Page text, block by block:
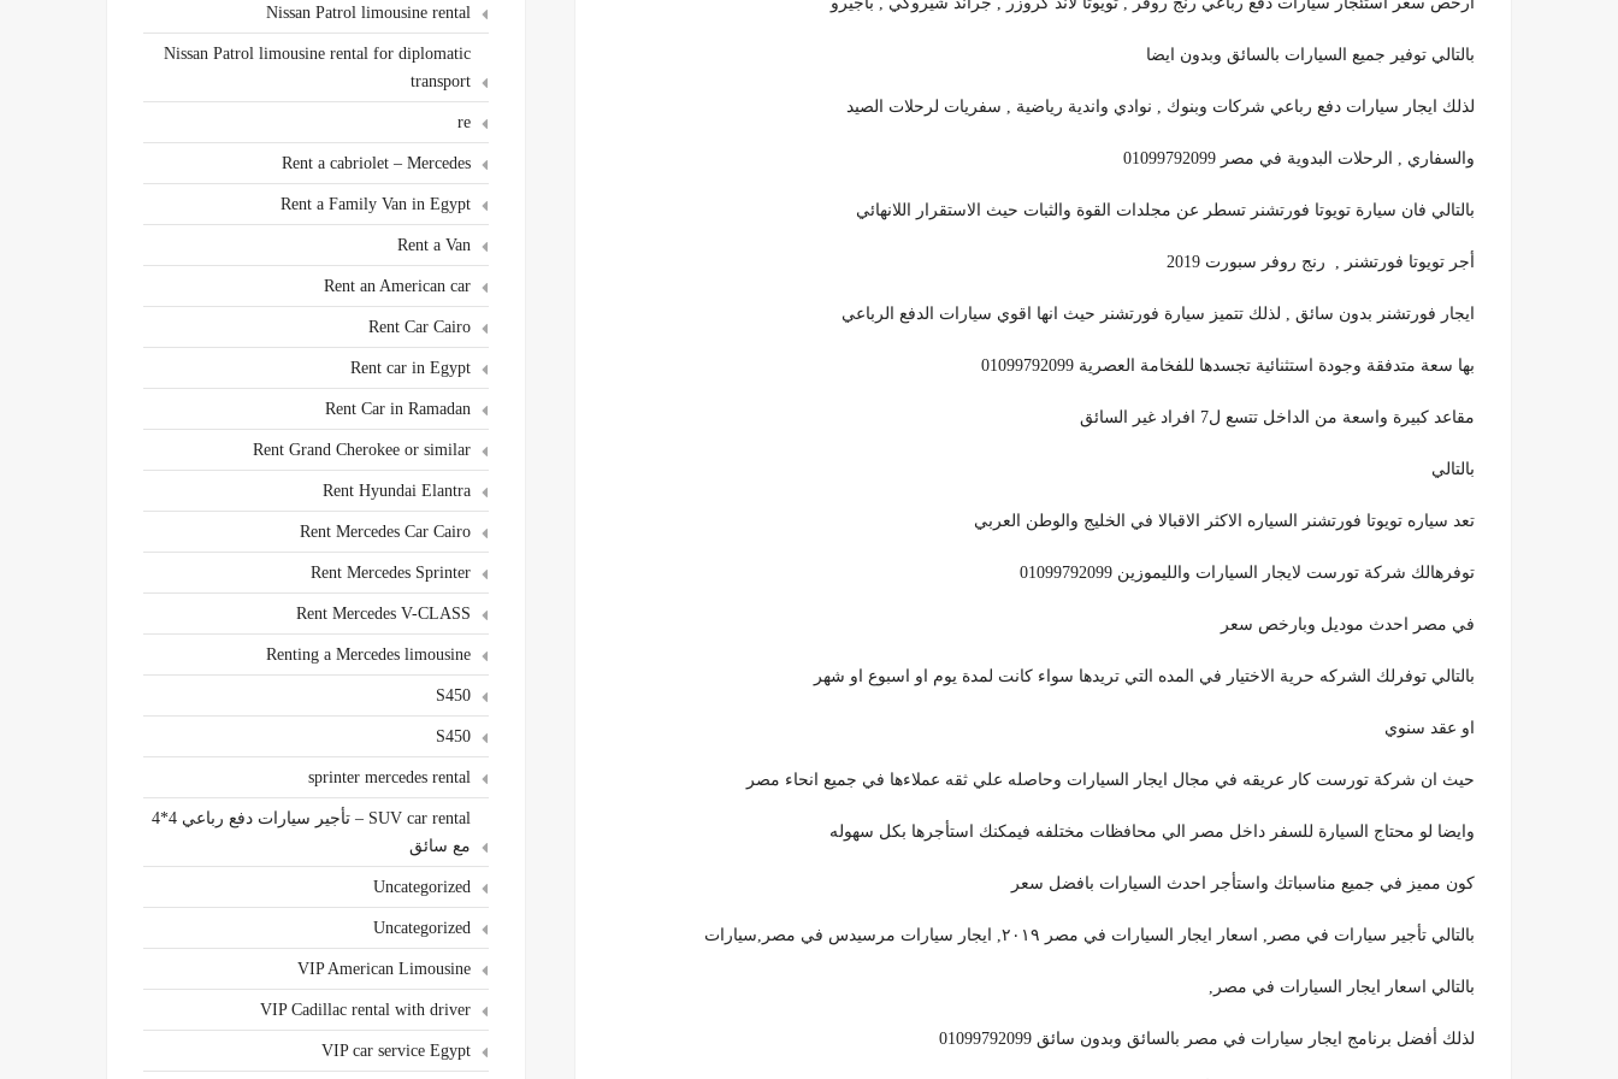
بالتالي توفير جميع السيارات بالسائق وبدون ايضا
لذلك ايجار سيارات دفع رباعي شركات وبنوك , نوادي واندية رياضية , سفريات لرحلات الصيد
والسفاري , الرحلات البدوية في مصر 01099792099
بالتالي فان سيارة تويوتا فورتشنر تسطر عن مجلدات القوة والثبات حيث الاستقرار اللانهائي
أجر تويوتا فورتشنر , رنج روفر سبورت 2019
ايجار فورتشنر بدون سائق , لذلك تتميز سيارة فورتشنر حيث انها اقوي سيارات الدفع الرباعي
بها سعة متدفقة وجودة استثنائية تجسدها للفخامة العصرية 01099792099
مقاعد كبيرة واسعة من الداخل تتسع ل7 افراد غير السائق
بالتالي
تعد سياره تويوتا فورتشنر السياره الاكثر الاقبالا في الخليج والوطن العربي
توفرهالك شركة تورست لايجار السيارات والليموزين 01099792099
في مصر احدث موديل وبارخص سعر
بالتالي توفرلك الشركه حرية الاختيار في المده التي تريدها سواء كانت لمدة يوم او اسبوع او شهر
او عقد سنوي
حيث ان شركة تورست كار عريقه في مجال ايجار السيارات وحاصله علي ثقه عملاءها في جميع انحاء مصر
وايضا لو محتاج السيارة للسفر داخل مصر الي محافظات مختلفه فيمكنك استأجرها بكل سهوله
كون مميز في جميع مناسباتك واستأجر احدث السيارات بافضل سعر
بالتالي تأجير سيارات في مصر, اسعار ايجار السيارات في مصر ٢٠١٩, ايجار سيارات مرسيدس في مصر,سيارات
بالتالي اسعار ايجار السيارات في مصر,
لذلك أفضل برنامج ايجار سيارات في مصر بالسائق وبدون سائق 01099792099
Nissan Patrol limousine rental
Nissan Patrol limousine rental for diplomatic
transport
re
Rent a cabriolet – Mercedes
Rent a Family Van in Egypt
Rent a Van
Rent an American car
Rent Car Cairo
Rent car in Egypt
Rent Car in Ramadan
Rent Grand Cherokee or similar
Rent Hyundai Elantra
Rent Mercedes Car Cairo
Rent Mercedes Sprinter
Rent Mercedes V-CLASS
Renting a Mercedes limousine
S450
S450
sprinter mercedes rental
SUV car rental – تأجير سيارات دفع رباعي 4*4
مع سائق
Uncategorized
Uncategorized
VIP American Limousine
VIP Cadillac rental with driver
VIP car service Egypt